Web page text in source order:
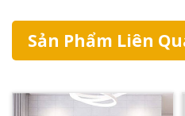
Sản Phẩm Liên